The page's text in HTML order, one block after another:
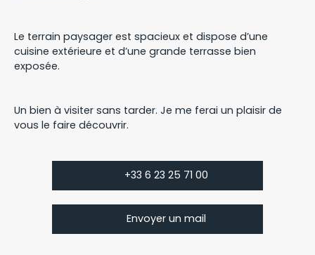
Le terrain paysager est spacieux et dispose d’une
cuisine extérieure et d’une grande terrasse bien
exposée.
Un bien à visiter sans tarder. Je me ferai un plaisir de
vous le faire découvrir.
+33 6 23 25 71 00
Envoyer un mail